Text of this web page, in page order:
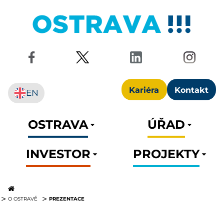
Kariéra Kontakt
EN
OSTRAVA
ÚŘAD
INVESTOR
PROJEKTY
O OSTRAVĚ PREZENTACE